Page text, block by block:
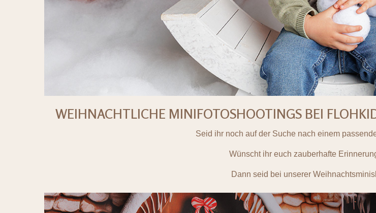
WEIHNACHTLICHE MINIFOTOSHOOTINGS BEI
Seid ihr noch auf der Suche nach einem
Wünscht ihr euch zauberhafte
Dann seid bei unserer